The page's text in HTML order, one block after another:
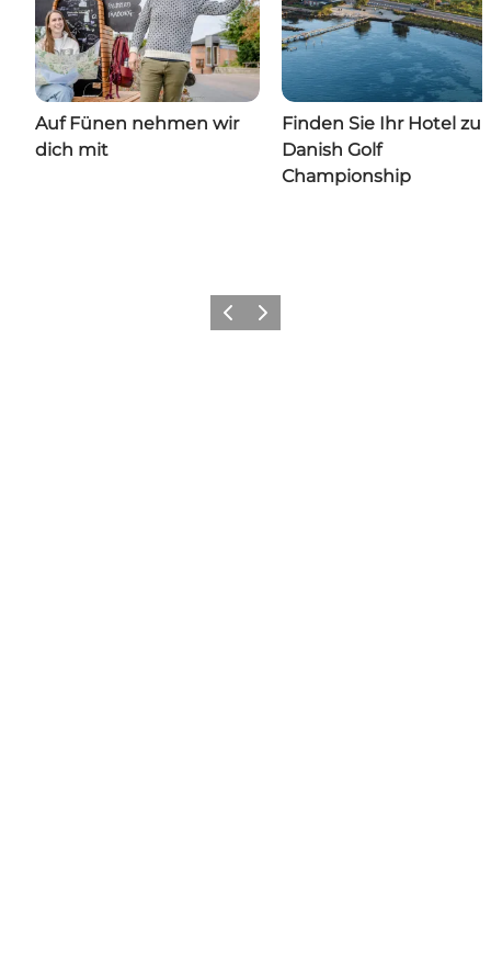
Auf Fünen nehmen wir
dich mit
Finden Sie Ihr Hotel zur
Danish Golf
Championship
ZurückWeiter